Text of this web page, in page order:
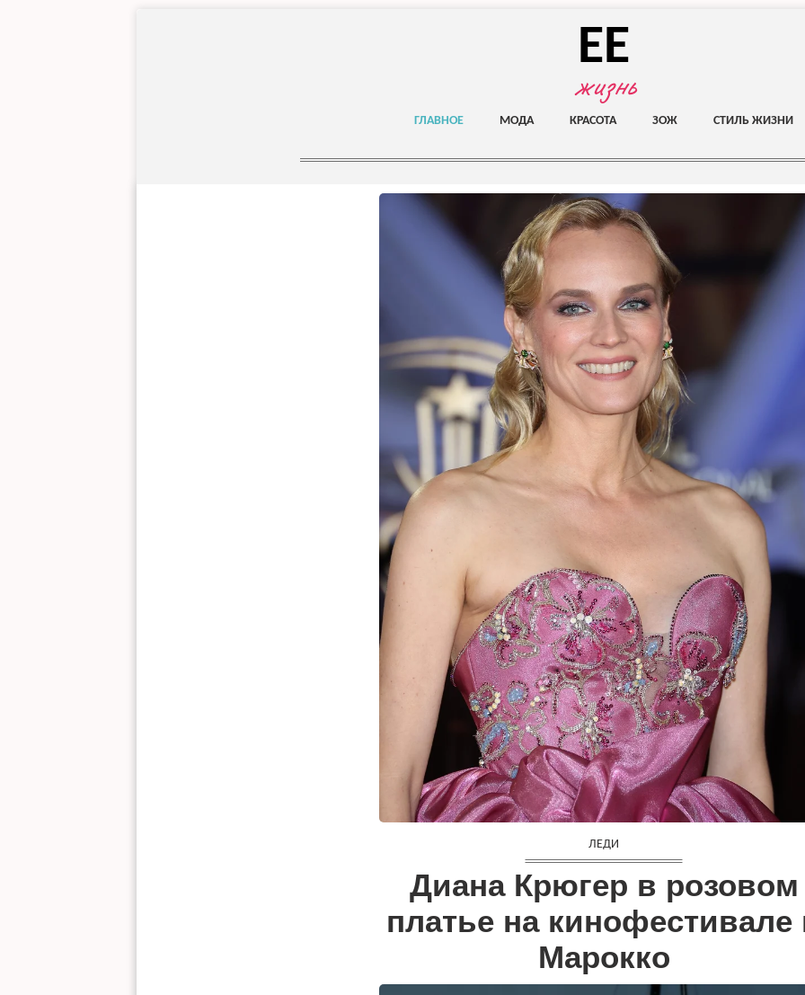
EE
жизнь
ГЛАВНОЕ МОДА КРАСОТА ЗОЖ СТИЛЬ ЖИЗНИ
ЛЕДИ
Диана Крюгер в розовом
платье на кинофестивале
Марокко